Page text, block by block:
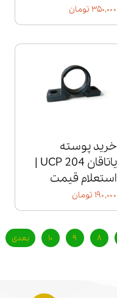
۳۵۰,۰۰۰ تومان
خرید پوسته
یاتاقان UCP 204 |
استعلام قیمت
۱۹۰,۰۰۰ تومان
۸ ۹ ۱۰ بعدی